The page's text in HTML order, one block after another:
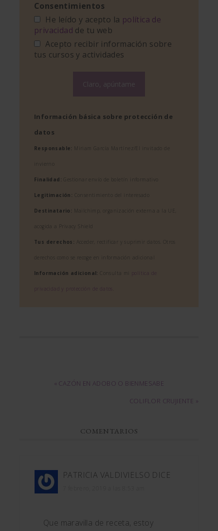
Consentimientos
He leído y acepto la política de
privacidad de tu web
Acepto recibir información sobre
tus cursos y actividades
Información básica sobre protección de
datos
Responsable: Miriam García Martínez/El invitado de
invierno
Finalidad: Gestionar envío de boletín informativo
Legitimación: Consentimiento del interesado
Destinatario: Mailchimp, organización externa a la UE,
acogida a Privacy Shield
Tus derechos: Acceder, rectificar y suprimir datos. Otros
derechos como se recoge en información adicional
Información adicional: Consulta mi política de
privacidad y protección de datos
« CAZÓN EN ADOBO O BIENMESABE
COLIFLOR CRUJIENTE »
COMENTARIOS
PATRICIA VALDIVIELSO DICE
Que maravilla de receta, estoy